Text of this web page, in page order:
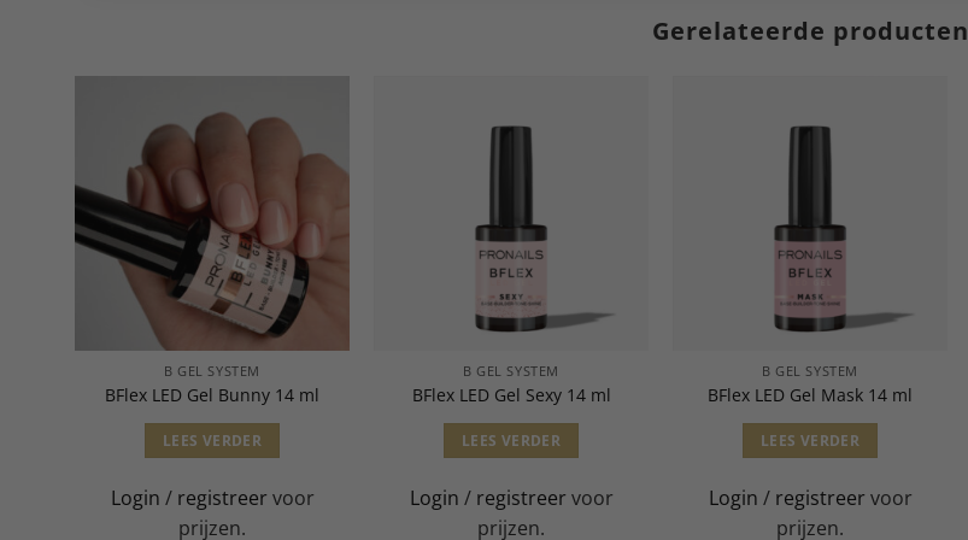
Gerelateerde producten
B GEL SYSTEM
BFlex LED Gel Bunny 14 ml
LEES VERDER
Login / registreer voor
prijzen.
B GEL SYSTEM
BFlex LED Gel Sexy 14 ml
LEES VERDER
Login / registreer voor
prijzen.
B GEL SYSTEM
BFlex LED Gel Mask 14 ml
LEES VERDER
Login / registreer voor
prijzen.